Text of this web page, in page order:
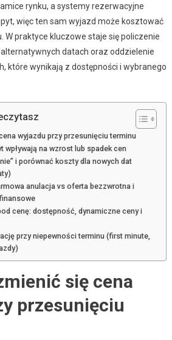
rynku, a systemy rezerwacyjne
więc ten sam wyjazd może kosztować
W praktyce kluczowe staje się policzenie
datach oraz oddzielenie
które wynikają z dostępności i wybranego
wyjazdu przy przesunięciu terminu
na wzrost lub spadek cen
i porównać koszty dla nowych dat
anulacja vs oferta bezzwrotna i
cenę: dostępność, dynamiczne ceny i
przy niepewności terminu (first minute,
się cena
przesunięciu